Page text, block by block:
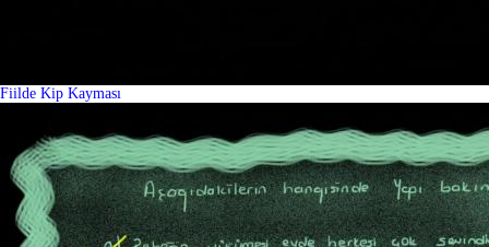
Fiilde Kip Kayması